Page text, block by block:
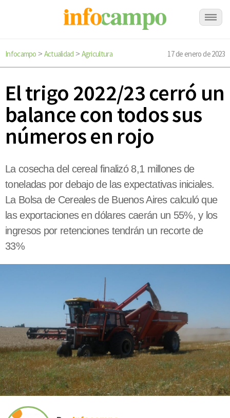
Infocampo > Actualidad > Agricultura 17 de enero de 2023
El trigo 2022/23 cerró un
balance con todos sus
números en rojo
La cosecha del cereal finalizó 8,1 millones de
toneladas por debajo de las expectativas iniciales.
La Bolsa de Cereales de Buenos Aires calculó que
las exportaciones en dólares caerán un 55%, y los
ingresos por retenciones tendrán un recorte de
33%